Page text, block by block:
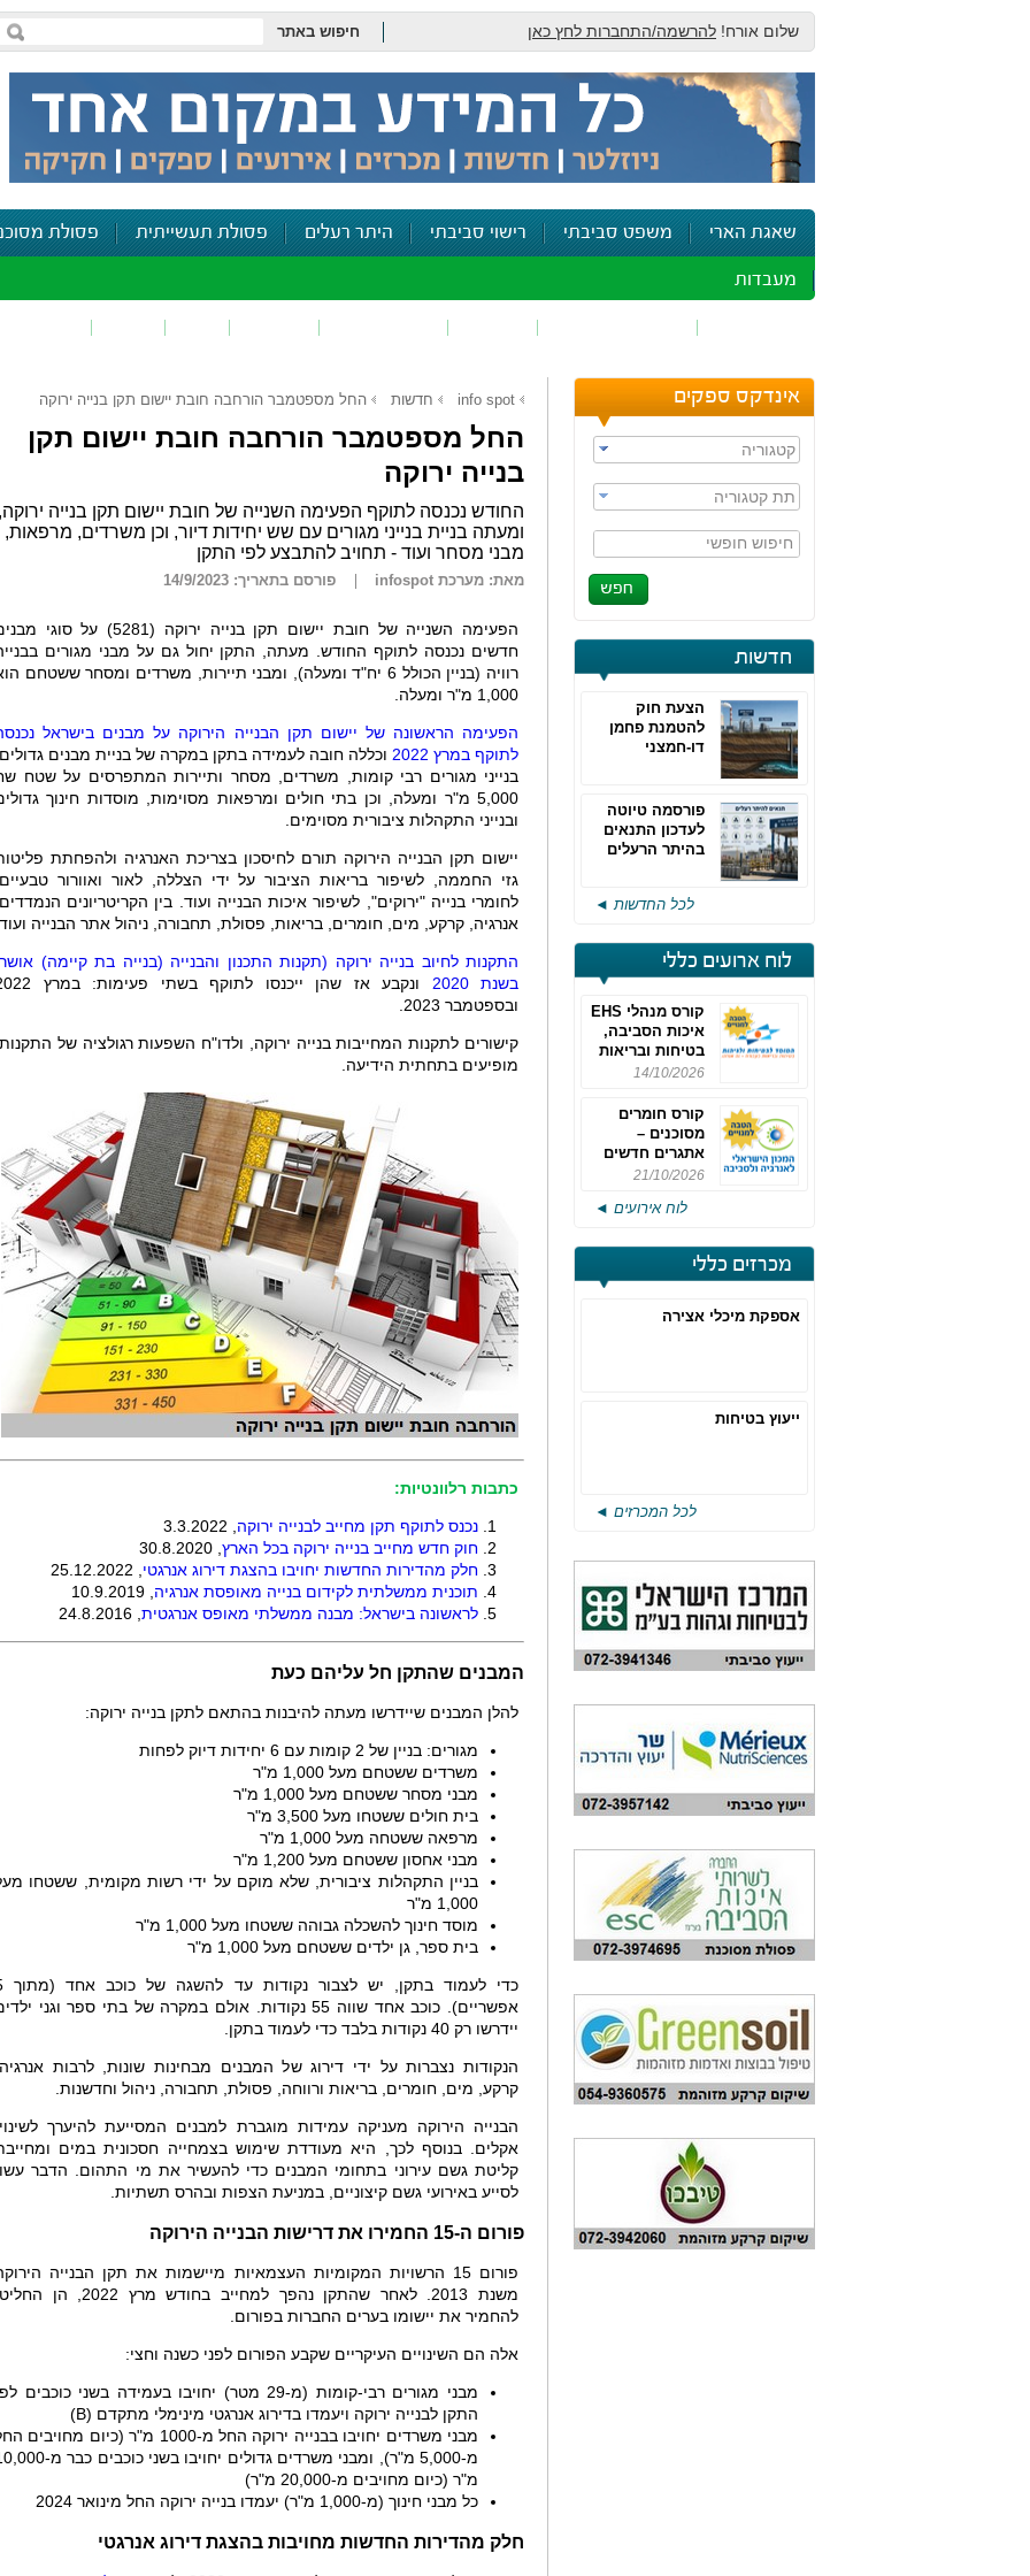
שלום אורח! להרשמה/התחברות לחץ כאן חיפוש באתר
שאגת הארי משפט סביבתי רישוי סביבתי היתר רעלים פסולת תעשייתית פסולת
מעבדות
אינדקס ספקים
קטגוריה
תת קטגוריה
חיפוש חופשי
חדשות
הצעת חוק
להטמנת פחמן
דו-חמצני
פורסמה טיוטה
לעדכון התנאים
בהיתר הרעלים
לכל החדשות ◄
לוח ארועים כללי
קורס מנהלי EHS
איכות הסביבה,
בטיחות ובריאות
תעסוקתית
14/10/2026
קורס חומרים
מסוכנים –
אתגרים חדשים
והערכות לחוק
מחזור 4
21/10/2026
לוח אירועים ◄
מכרזים כללי
אספקת מיכלי אצירה
ייעוץ בטיחות
לכל המכרזים ◄
info spot חדשות החל מספטמבר הורחבה חובת יישום תקן בנייה ירוקה
החל מספטמבר הורחבה חובת יישום תקן
בנייה ירוקה
החודש נכנסה לתוקף הפעימה השנייה של חובת יישום תקן בנייה ירוקה,
ומעתה בניית בנייני מגורים עם שש יחידות דיור, וכן משרדים, מרפאות,
מבני מסחר ועוד - תחויב להתבצע לפי התקן
מאת: מערכת infospot פורסם בתאריך: 14/9/2023
הפעימה השנייה של חובת יישום תקן בנייה ירוקה (5281) על סוגי
חדשים נכנסה לתוקף החודש. מעתה, התקן יחול גם על מבני מגורים
רוויה (בניין הכולל 6 יח"ד ומעלה), ומבני תיירות, משרדים ומסחר ששטחם
1,000 מ"ר ומעלה.
הפעימה הראשונה של יישום תקן הבנייה הירוקה על מבנים בישראל
לתוקף במרץ 2022
וכללה חובה לעמידה בתקן במקרה של בניית מבנים
בנייני מגורים רבי קומות, משרדים, מסחר ותיירות המתפרסים על שטח
5,000 מ"ר ומעלה, וכן בתי חולים ומרפאות מסוימות, מוסדות חינוך
ובנייני התקהלות ציבורית מסוימים
יישום תקן הבנייה הירוקה תורם לחיסכון בצריכת האנרגיה ולהפחתת
גזי החממה, לשיפור בריאות הציבור על ידי הצללה, לאור ואוורור טבעיים,
לחומרי בנייה "ירוקים", לשיפור איכות הבנייה ועוד. בין הקריטריונים
אנרגיה, קרקע, מים, חומרים, בריאות, פסולת, תחבורה, ניהול אתר הבנייה ועוד
התקנות לחיוב בנייה ירוקה (תקנות התכנון והבנייה (בנייה בת קיימה)
בשנת 2020
ונקבע אז שהן ייכנסו לתוקף בשתי
ובספטמבר 2023
קישורים לתקנות המחייבות בנייה ירוקה, ולדו"ח השפעות רגולציה של התקנות,
מופיעים בתחתית הידיעה.
כתבות רלוונטיות:
נכנס לתוקף תקן מחייב לבנייה ירוקה
חוק חדש מחייב בנייה ירוקה בכל הארץ
חלק מהדירות החדשות יחויבו בהצגת דירוג אנרגטי
תוכנית ממשלתית לקידום בנייה מאופסת אנרגיה
לראשונה בישראל: מבנה ממשלתי מאופס אנרגטית
המבנים שהתקן חל עליהם כעת
להלן המבנים שיידרשו מעתה להיבנות בהתאם לתקן בנייה ירוקה:
מגורים: בניין של 2 קומות עם 6 יחידות דיוק לפחות
משרדים ששטחם מעל 1,000 מ"ר
מבני מסחר ששטחם מעל 1,000 מ"ר
בית חולים ששטחו מעל 3,500 מ"ר
מרפאה ששטחה מעל 1,000 מ"ר
מבני אחסון ששטחם מעל 1,200 מ"ר
בניין התקהלות ציבורית, שלא מוקם על ידי רשות מקומית, ששטחו
1,000 מ"ר
מוסד חינוך להשכלה גבוהה ששטחו מעל 1,000 מ"ר
בית ספר, גן ילדים ששטחם מעל 1,000 מ"ר
כדי לעמוד
אפשריים). כוכב אחד שווה 55 נקודות
אולם במקרה של בתי ספר וגני
יידרשו רק 40 נקודות בלבד כדי לעמוד בתקן.
הנקודות נצברות על ידי דירוג של המבנים מבחינות שונות, לרבות אנרגיה,
קרקע, מים, חומרים, בריאות ורווחה, פסולת, תחבורה, ניהול וחדשנות
הבנייה הירוקה מעניקה עמידות מוגברת למבנים המסייעת להיערך
אקלים. בנוסף לכך, היא מעודדת שימוש בצמחייה חסכונית במים
קליטת גשם עירוני בתחומי המבנים כדי להעשיר את מי התהום. הדבר
לסייע באירועי גשם קיצוניים, במניעת הצפות ובהרס תשתיות
פורום ה-15 החמירו את דרישות הבנייה הירוקה
פורום 15 הרשויות המקומיות העצמאיות מיישמות את תקן הבנייה
משנת 2013. לאחר שהתקן נהפך למחייב בחודש מרץ 2022, הן
להחמיר את יישומו בערים החברות בפורום.
אלה הם השינויים העיקריים שקבע הפורום לפני כשנה וחצי:
מבני מגורים רבי-קומות (מ-29 מטר) יחויבו בעמידה בשני כוכבים
התקן לבנייה ירוקה ויעמדו בדירוג אנרגטי מינימלי מתקדם (B
)
מבני משרדים יחויבו בבנייה ירוקה החל מ-1000 מ"ר (כיום מחויבים
מ-5,000 מ"ר), ומבני משרדים גדולים יחויבו בשני כוכבים
מ"ר (כיום מחויבים מ-20,000 מ"ר)
כל מבני חינוך (מ-1,000 מ"ר) יעמדו בנייה ירוקה החל מינואר 2024
חלק מהדירות החדשות מחויבות בהצגת דירוג אנרגטי